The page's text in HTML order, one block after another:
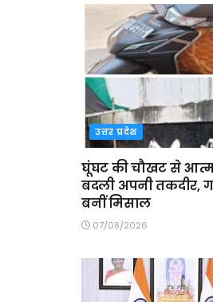
उत्तर प्रदेश
घूंघट की चौखट से
बदली अपनी तकदीर,
बनीं मिसाल
07/08/2026